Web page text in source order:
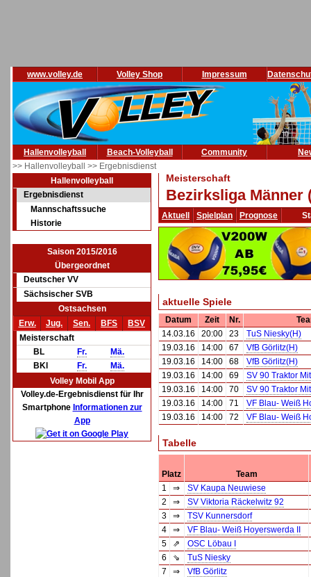
www.volley.de Volley Shop Impressum
Hallenvolleyball Beach-Volleyball Community
>> Hallenvolleyball >> Ergebnisdienst
Hallenvolleyball
Ergebnisdienst
Mannschaftssuche
Historie
Saison 2015/2016
Übergeordnet
Deutscher VV
Sächsischer SVB
Ostsachsen
Erw.
Jug. Sen. BFS
BSV
Meisterschaft
BL
Fr.
Mä.
BKl
Fr.
Mä.
Volley Mobil App
Volley.de-Ergebnisdienst für Ihr
Smartphone Informationen zur
App
Meisterschaft
Bezirksliga Männer
Aktuell Spielplan Prognose
aktuelle Spiele
Datum Zeit Nr.
14.03.16
20:00 23
TuS Niesky(H)
19.03.16
14:00 67
VfB Görlitz(H)
19.03.16
14:00 68
VfB Görlitz(H)
19.03.16
14:00 69
SV 90 Traktor
19.03.16
14:00 70
SV 90 Traktor
19.03.16
14:00 71
VF Blau- Weiß
19.03.16
14:00 72 VF Blau- Weiß
Tabelle
Platz
Team
1
⇒
SV Kaupa Neuwiese
2
⇒
SV Viktoria Räckelwitz 92
3
⇒
TSV Kunnersdorf
4
⇒
VF Blau- Weiß Hoyerswerda II
5
⇗
OSC Löbau I
6
⇘
TuS Niesky
7
⇒
VfB Görlitz